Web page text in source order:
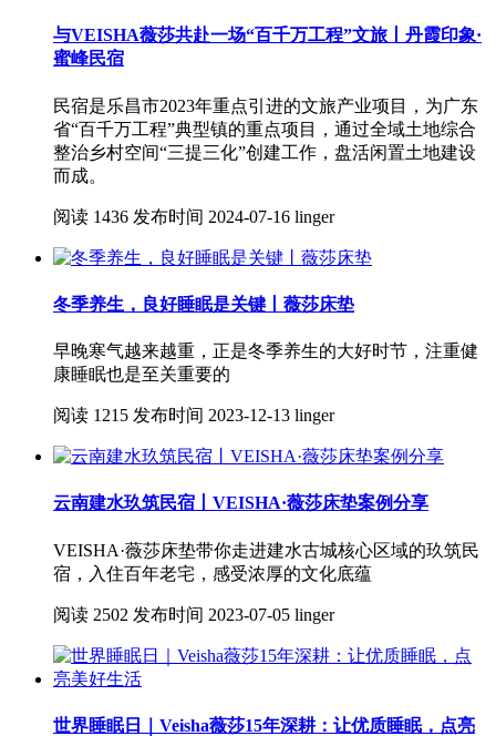
与VEISHA薇莎共赴一场“百千万工程”文旅丨丹霞印象·
蜜峰民宿
民宿是乐昌市2023年重点引进的文旅产业项目，为广东
省“百千万工程”典型镇的重点项目，通过全域土地综合
整治乡村空间“三提三化”创建工作，盘活闲置土地建设
而成。
阅读 1436 发布时间 2024-07-16 linger
冬季养生，良好睡眠是关键丨薇莎床垫
早晚寒气越来越重，正是冬季养生的大好时节，注重健
康睡眠也是至关重要的
阅读 1215 发布时间 2023-12-13 linger
云南建水玖筑民宿丨VEISHA·薇莎床垫案例分享
VEISHA·薇莎床垫带你走进建水古城核心区域的玖筑民
宿，入住百年老宅，感受浓厚的文化底蕴
阅读 2502 发布时间 2023-07-05 linger
世界睡眠日｜Veisha薇莎15年深耕：让优质睡眠，点亮